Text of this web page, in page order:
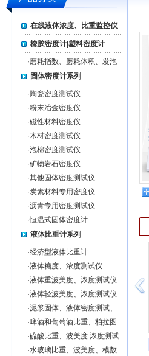
在线液体浓度、比重监控仪
橡胶密度计|塑料密度计
·磨耗指数、磨耗体积、发泡
率测试仪系列
固体密度计系列
·陶瓷密度测试仪
·粉末冶金密度仪
·磁性材料密度仪
·木材密度测试仪
·泡棉密度测试仪
·矿物岩石密度仪
·其他固体密度测试仪
·炭素材料专用密度仪
·沥青专用密度测试仪
·恒温式固体密度计
液体比重计系列
·经济型液体比重计
·液体糖度、浓度测试仪
·液体重波美度、浓度测试仪
·液体轻波美度、浓度测试仪
·泥浆固体、液体密度测试、
泥浆固形物％含量测试仪
·啤酒和葡萄酒比重、柏拉图
度、浓度测试仪
·硫酸比重、波美度 浓度测试
仪
·水玻璃比重、波美度、模数
铝合金含氢量DI值测试仪